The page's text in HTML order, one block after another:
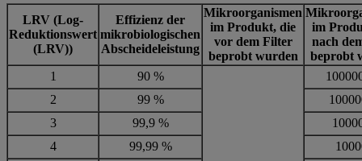
LRV (Log-
Reduktionswert
(LRV))
Effizienz der
mikrobiologischen
Abscheideleistung
Mikroorganismen
im Produkt, die
vor dem Filter
beprobt wurden
im
nach
beprobt
1
90 %
2
99 %
3
99,9 %
4
99,99 %